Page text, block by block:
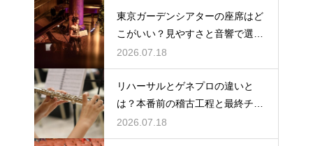
東京ガーデンシアターの座席はど
こがいい？見やすさと音響で選ぶ
おすすめのポジション
2026.07.18
リハーサルとゲネプロの違いと
は？本番前の稽古工程と最終チェ
ックの意味を解説
2026.07.18